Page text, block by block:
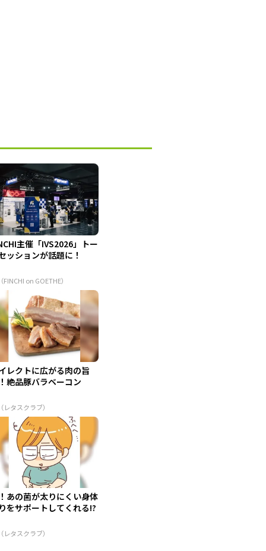
主催「IVS2026」トー
ッションが話題に！
FINCHI on GOETHE）
レクトに広がる肉の旨
絶品豚バラベーコン
レタスクラブ）
あの菌が太りにくい身体
をサポートしてくれる!?
レタスクラブ）